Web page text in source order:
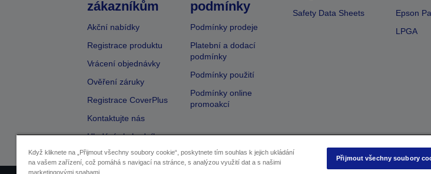
zákazníkům
Akční nabídky
Registrace produktu
Vrácení objednávky
Ověření záruky
Registrace CoverPlus
Kontaktujte nás
Hledání obchodníka
podmínky
Podmínky prodeje
Platební a dodací
podmínky
Podmínky použití
Podmínky online
promoakcí
Safety Data Sheets
Epson
LPGA
Když kliknete na „Přijmout všechny soubory cookie“, poskytnete tím souhlas k jejich ukládání
na vašem zařízení, což pomáhá s navigací na stránce, s analýzou využití dat a s našimi
marketingovými snahami.
Přijmout všechny soubory